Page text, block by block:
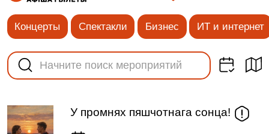
Концерты Спектакли Бизнес ИТ и интернет
У промнях пяшчотнага сонца!